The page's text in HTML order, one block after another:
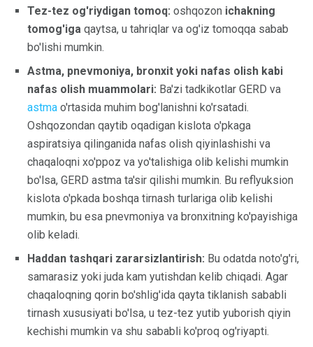
Tez-tez og'riydigan tomoq: oshqozon ichakning
tomog'iga qaytsa, u tahriqlar va og'iz tomoqqa sabab
bo'lishi mumkin.
Astma, pnevmoniya, bronxit yoki nafas olish kabi
nafas olish muammolari: Ba'zi tadkikotlar GERD va
astma o'rtasida muhim bog'lanishni ko'rsatadi.
Oshqozondan qaytib oqadigan kislota o'pkaga
aspiratsiya qilinganida nafas olish qiyinlashishi va
chaqaloqni xo'ppoz va yo'talishiga olib kelishi mumkin
bo'lsa, GERD astma ta'sir qilishi mumkin. Bu reflyuksion
kislota o'pkada boshqa tirnash turlariga olib kelishi
mumkin, bu esa pnevmoniya va bronxitning ko'payishiga
olib keladi.
Haddan tashqari zararsizlantirish: Bu odatda noto'g'ri,
samarasiz yoki juda kam yutishdan kelib chiqadi. Agar
chaqaloqning qorin bo'shlig'ida qayta tiklanish sababli
tirnash xususiyati bo'lsa, u tez-tez yutib yuborish qiyin
kechishi mumkin va shu sababli ko'proq og'riyapti.